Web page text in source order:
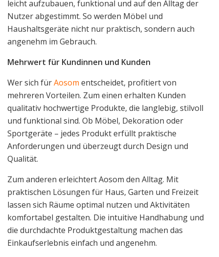
leicht aufzubauen, funktional und auf den Alltag der
Nutzer abgestimmt. So werden Möbel und
Haushaltsgeräte nicht nur praktisch, sondern auch
angenehm im Gebrauch.
Mehrwert für Kundinnen und Kunden
Wer sich fürAosom entscheidet, profitiert von
mehreren Vorteilen. Zum einen erhalten Kunden
qualitativ hochwertige Produkte, die langlebig, stilvoll
und funktional sind. Ob Möbel, Dekoration oder
Sportgeräte – jedes Produkt erfüllt praktische
Anforderungen und überzeugt durch Design und
Qualität.
Zum anderen erleichtert Aosom den Alltag. Mit
praktischen Lösungen für Haus, Garten und Freizeit
lassen sich Räume optimal nutzen und Aktivitäten
komfortabel gestalten. Die intuitive Handhabung und
die durchdachte Produktgestaltung machen das
Einkaufserlebnis einfach und angenehm.